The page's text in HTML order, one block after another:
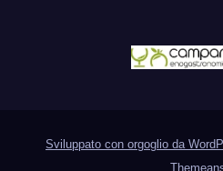
Sviluppato con orgoglio da